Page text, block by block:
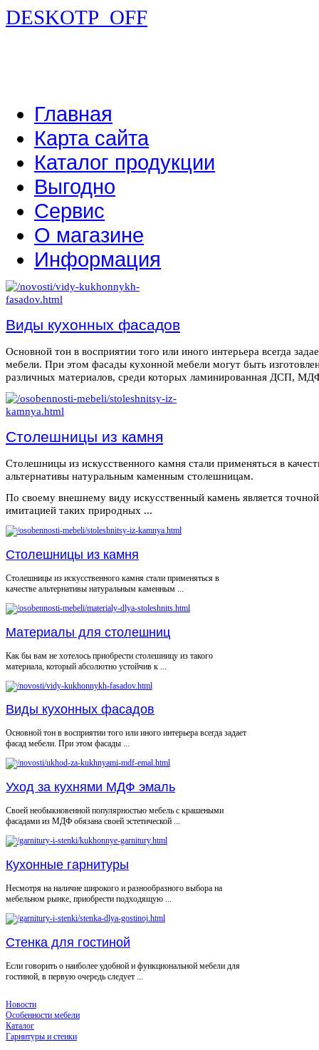
DESKOTP_OFF
Главная
Карта сайта
Каталог продукции
Выгодно
Сервис
О магазине
Информация
Виды кухонных фасадов
Основной тон в восприятии того или иного интерьера всегда
мебели. При этом фасады кухонной мебели могут быть
различных материалов, среди которых ламинированная ДСП,
Столешницы из камня
Столешницы из искусственного камня стали применяться в
альтернативы натуральным каменным столешницам.
По своему внешнему виду искусственный камень является точной
имитацией таких природных ...
Столешницы из камня
Столешницы из искусственного камня стали применяться в
качестве альтернативы натуральным каменным ...
Материалы для столешниц
Как бы вам не хотелось приобрести столешницу из такого
материала, который абсолютно устойчив к ...
Виды кухонных фасадов
Основной тон в восприятии того или иного интерьера всегда задает
фасад мебели. При этом фасады ...
Уход за кухнями МДФ эмаль
Своей необыкновенной популярностью мебель с крашеными
фасадами из МДФ обязана своей эстетической ...
Кухонные гарнитуры
Несмотря на наличие широкого и разнообразного выбора на
мебельном рынке, приобрести подходящую ...
Стенка для гостиной
Если говорить о наиболее удобной и функциональной мебели для
гостиной, в первую очередь следует ...
Новости
Особенности мебели
Каталог
Гарнитуры и стенки